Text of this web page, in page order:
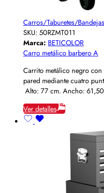
Carros/Taburetes/
SKU: 50RZMT011
Marca: BETICOLOR
Carro metálico barbero A
Carrito metálico negro
pared mediante cuatro
Alto: 77 cm. Ancho:
Ver detalles